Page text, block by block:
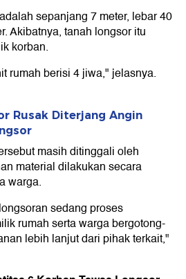
sepanjang 7 meter, lebar 40
Akibatnya, tanah longsor itu
korban.
rumah berisi 4 jiwa," jelasnya.
Rusak Diterjang Angin
masih ditinggali oleh
material dilakukan secara
warga.
sedang proses
rumah serta warga bergotong-
lebih lanjut dari pihak terkait,"